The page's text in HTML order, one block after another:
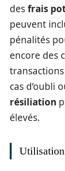
desfrais
peuvent
pénalités
encore des
cas d’oubli
résiliation
élevés.
Utilisation